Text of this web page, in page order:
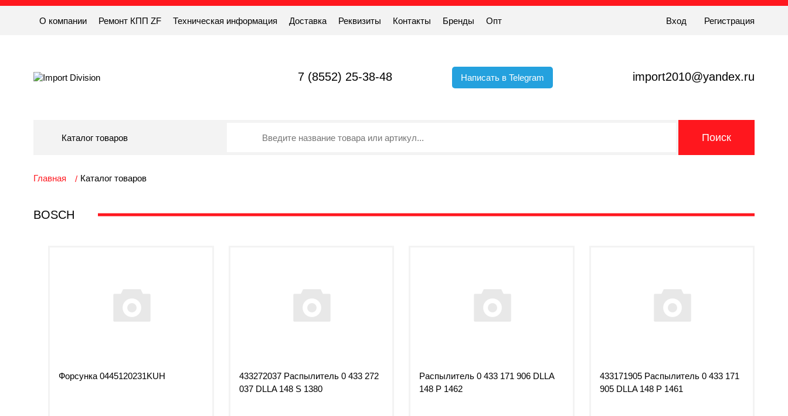
О компании Ремонт КПП ZF Техническая информация Доставка Реквизиты Контакты Бренды Опт Вход Регистрация
7 (8552) 25-38-48 Написать в Telegram import2010@yandex.ru
Каталог товаров
Главная Каталог товаров
BOSCH
Форсунка 0445120231KUH
433272037 Распылитель 0 433 272
037 DLLA 148 S 1380
Распылитель 0 433 171 906 DLLA
148 P 1462
433171905 Распылитель 0 433 171
905 DLLA 148 P 1461